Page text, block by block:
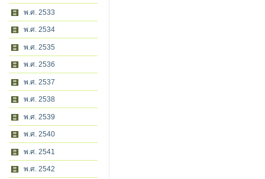
พ.ศ. 2533
พ.ศ. 2534
พ.ศ. 2535
พ.ศ. 2536
พ.ศ. 2537
พ.ศ. 2538
พ.ศ. 2539
พ.ศ. 2540
พ.ศ. 2541
พ.ศ. 2542